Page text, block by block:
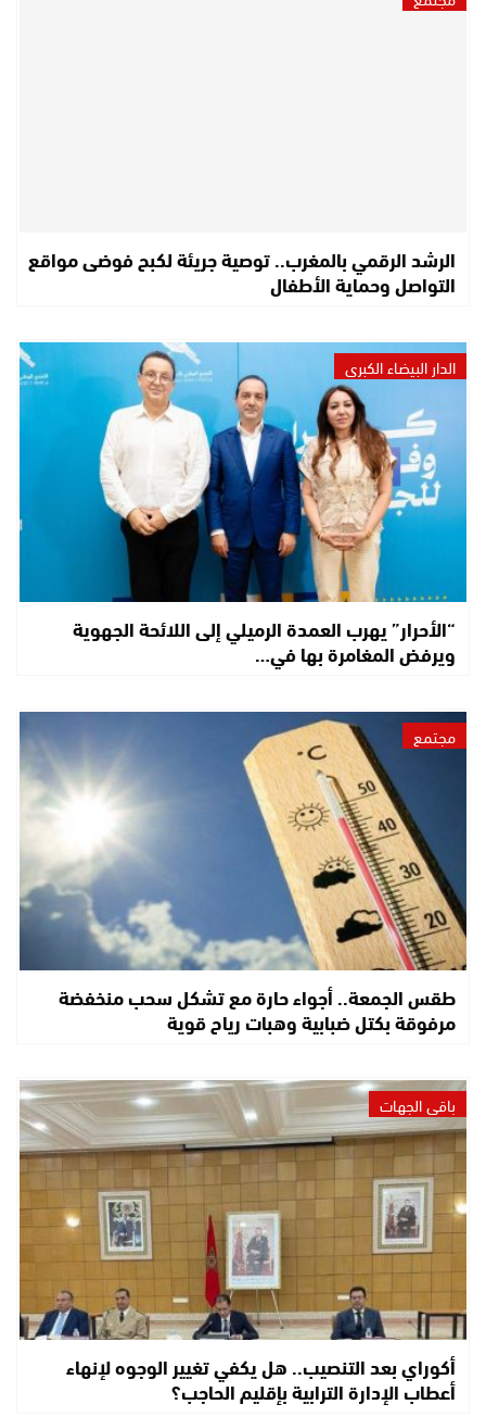
الرشد الرقمي بالمغرب.. توصية جريئة لكبح فوضى مواقع
التواصل وحماية الأطفال
الدار البيضاء الكبرى
“الأحرار” يهرب العمدة الرميلي إلى اللائحة الجهوية
ويرفض المغامرة بها في…
مجتمع
طقس الجمعة.. أجواء حارة مع تشكل سحب منخفضة
مرفوقة بكتل ضبابية وهبات رياح قوية
باقي الجهات
أكوراي بعد التنصيب.. هل يكفي تغيير الوجوه لإنهاء
أعطاب الإدارة الترابية بإقليم الحاجب؟